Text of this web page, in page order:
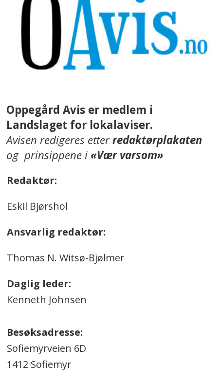
Oppegård Avis er medlem i
Landslaget for lokalaviser.
Avisen redigeres etterredaktørplakaten
og prinsippene i«Vær varsom»
Redaktør:
Eskil Bjørshol
Ansvarlig redaktør:
Thomas N. Witsø-Bjølmer
Daglig leder:
Kenneth Johnsen
Besøksadresse:
Sofiemyrveien 6D
1412 Sofiemyr